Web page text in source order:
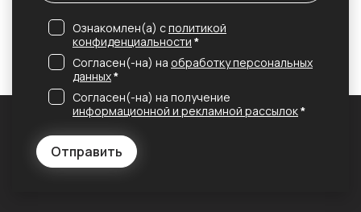
Отправить
Ознакомлен(а) сполитикой
конфиденциальности *
Согласен(-на) на обработку персональных
данных*
Согласен(-на) на получение
информационной и рекламной рассылок*